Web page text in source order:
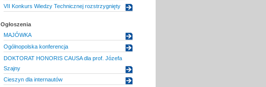
VII Konkurs Wiedzy Technicznej rozstrzygnięty
Ogłoszenia
MAJÓWKA
Ogólnopolska konferencja
DOKTORAT HONORIS CAUSA dla prof. Józefa
Szajny
Cieszyn dla internautów